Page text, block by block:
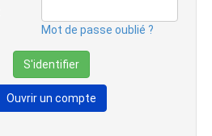
Mot de passe oublié ?
Ouvrir un compte